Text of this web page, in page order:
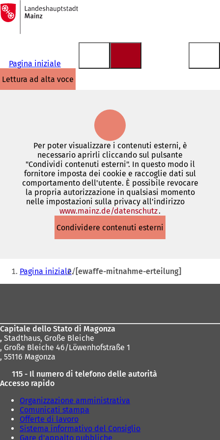
Vai al contenuto
Alla
pagina
iniziale
Pagina iniziale
lettura ad alta voce
Per poter visualizzare i contenuti esterni, è
necessario aprirli cliccando sul pulsante
"Condividi contenuti esterni". In questo modo il
fornitore imposta dei cookie e raccoglie dati sul
comportamento dell'utente. È possibile revocare
la propria autorizzazione in qualsiasi momento
nelle impostazioni sulla privacy all'indirizzo
www.mainz.de/datenschutz(Si
in
una
.
Condividere contenuti esterni
Siete
qui:
Pagina iniziale [ewaffe-mitnahme-erteilung]
Capitale dello Stato di Magonza
, Stadthaus, Große Bleiche
, Große Bleiche 46/Löwenhofstraße 1
, 55116 Magonza
115 - Il numero di telefono delle autorità
Accesso rapido
Organizzazione amministrativa
Comunicati stampa
Offerte di lavoro
Sistema informativo del Consiglio
Gare d'appalto pubbliche